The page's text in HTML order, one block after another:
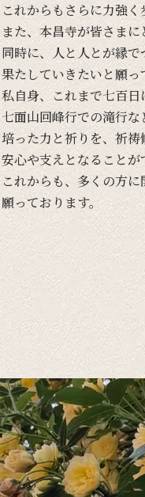
これからも さらに力強く
また、 本昌寺が皆さまに
同時に、 人と 人とが縁で
果たしていきたいと願っ
私自身、
これまで七百日
七面山回峰行での滝行な
培った力と祈りを、 祈祷
安心や支えとなる こと
これからも、 多くの方に
願っております。